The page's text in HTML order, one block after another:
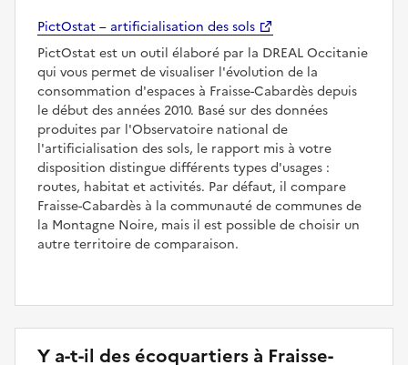
PictOstat – artificialisation des sols
PictOstat est un outil élaboré par la DREAL Occitanie
qui vous permet de visualiser l'évolution de la
consommation d'espaces à Fraisse-Cabardès depuis
le début des années 2010. Basé sur des données
produites par l'Observatoire national de
l'artificialisation des sols, le rapport mis à votre
disposition distingue différents types d'usages :
routes, habitat et activités. Par défaut, il compare
Fraisse-Cabardès à la communauté de communes de
la Montagne Noire, mais il est possible de choisir un
autre territoire de comparaison.
Y a-t-il des écoquartiers à Fraisse-